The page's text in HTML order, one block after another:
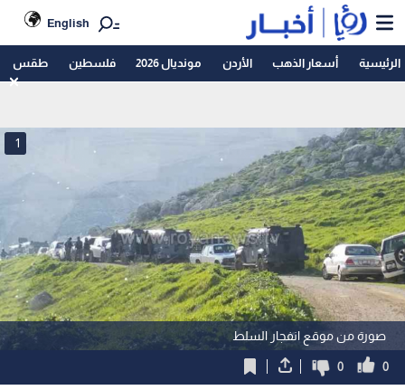
English
الرئيسية أسعار الذهب الأردن مونديال 2026 فلسطين طقس
صورة من موقع انفجار السلط
1
0
0